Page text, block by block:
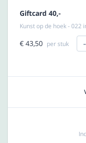
Giftcard 40,-
Kunst op de hoek - 022
€ 43,50 per stuk -